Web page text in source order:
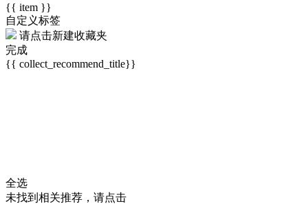
{{ item }}
自定义标签
请点击新建收藏夹
完成
{{ collect_recommend_title}}
全选
未找到相关推荐，请点击